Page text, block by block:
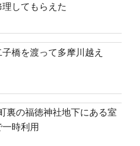
理してもらえた
橋を渡って多摩川越え
裏の福徳神社地下にある室
時利用